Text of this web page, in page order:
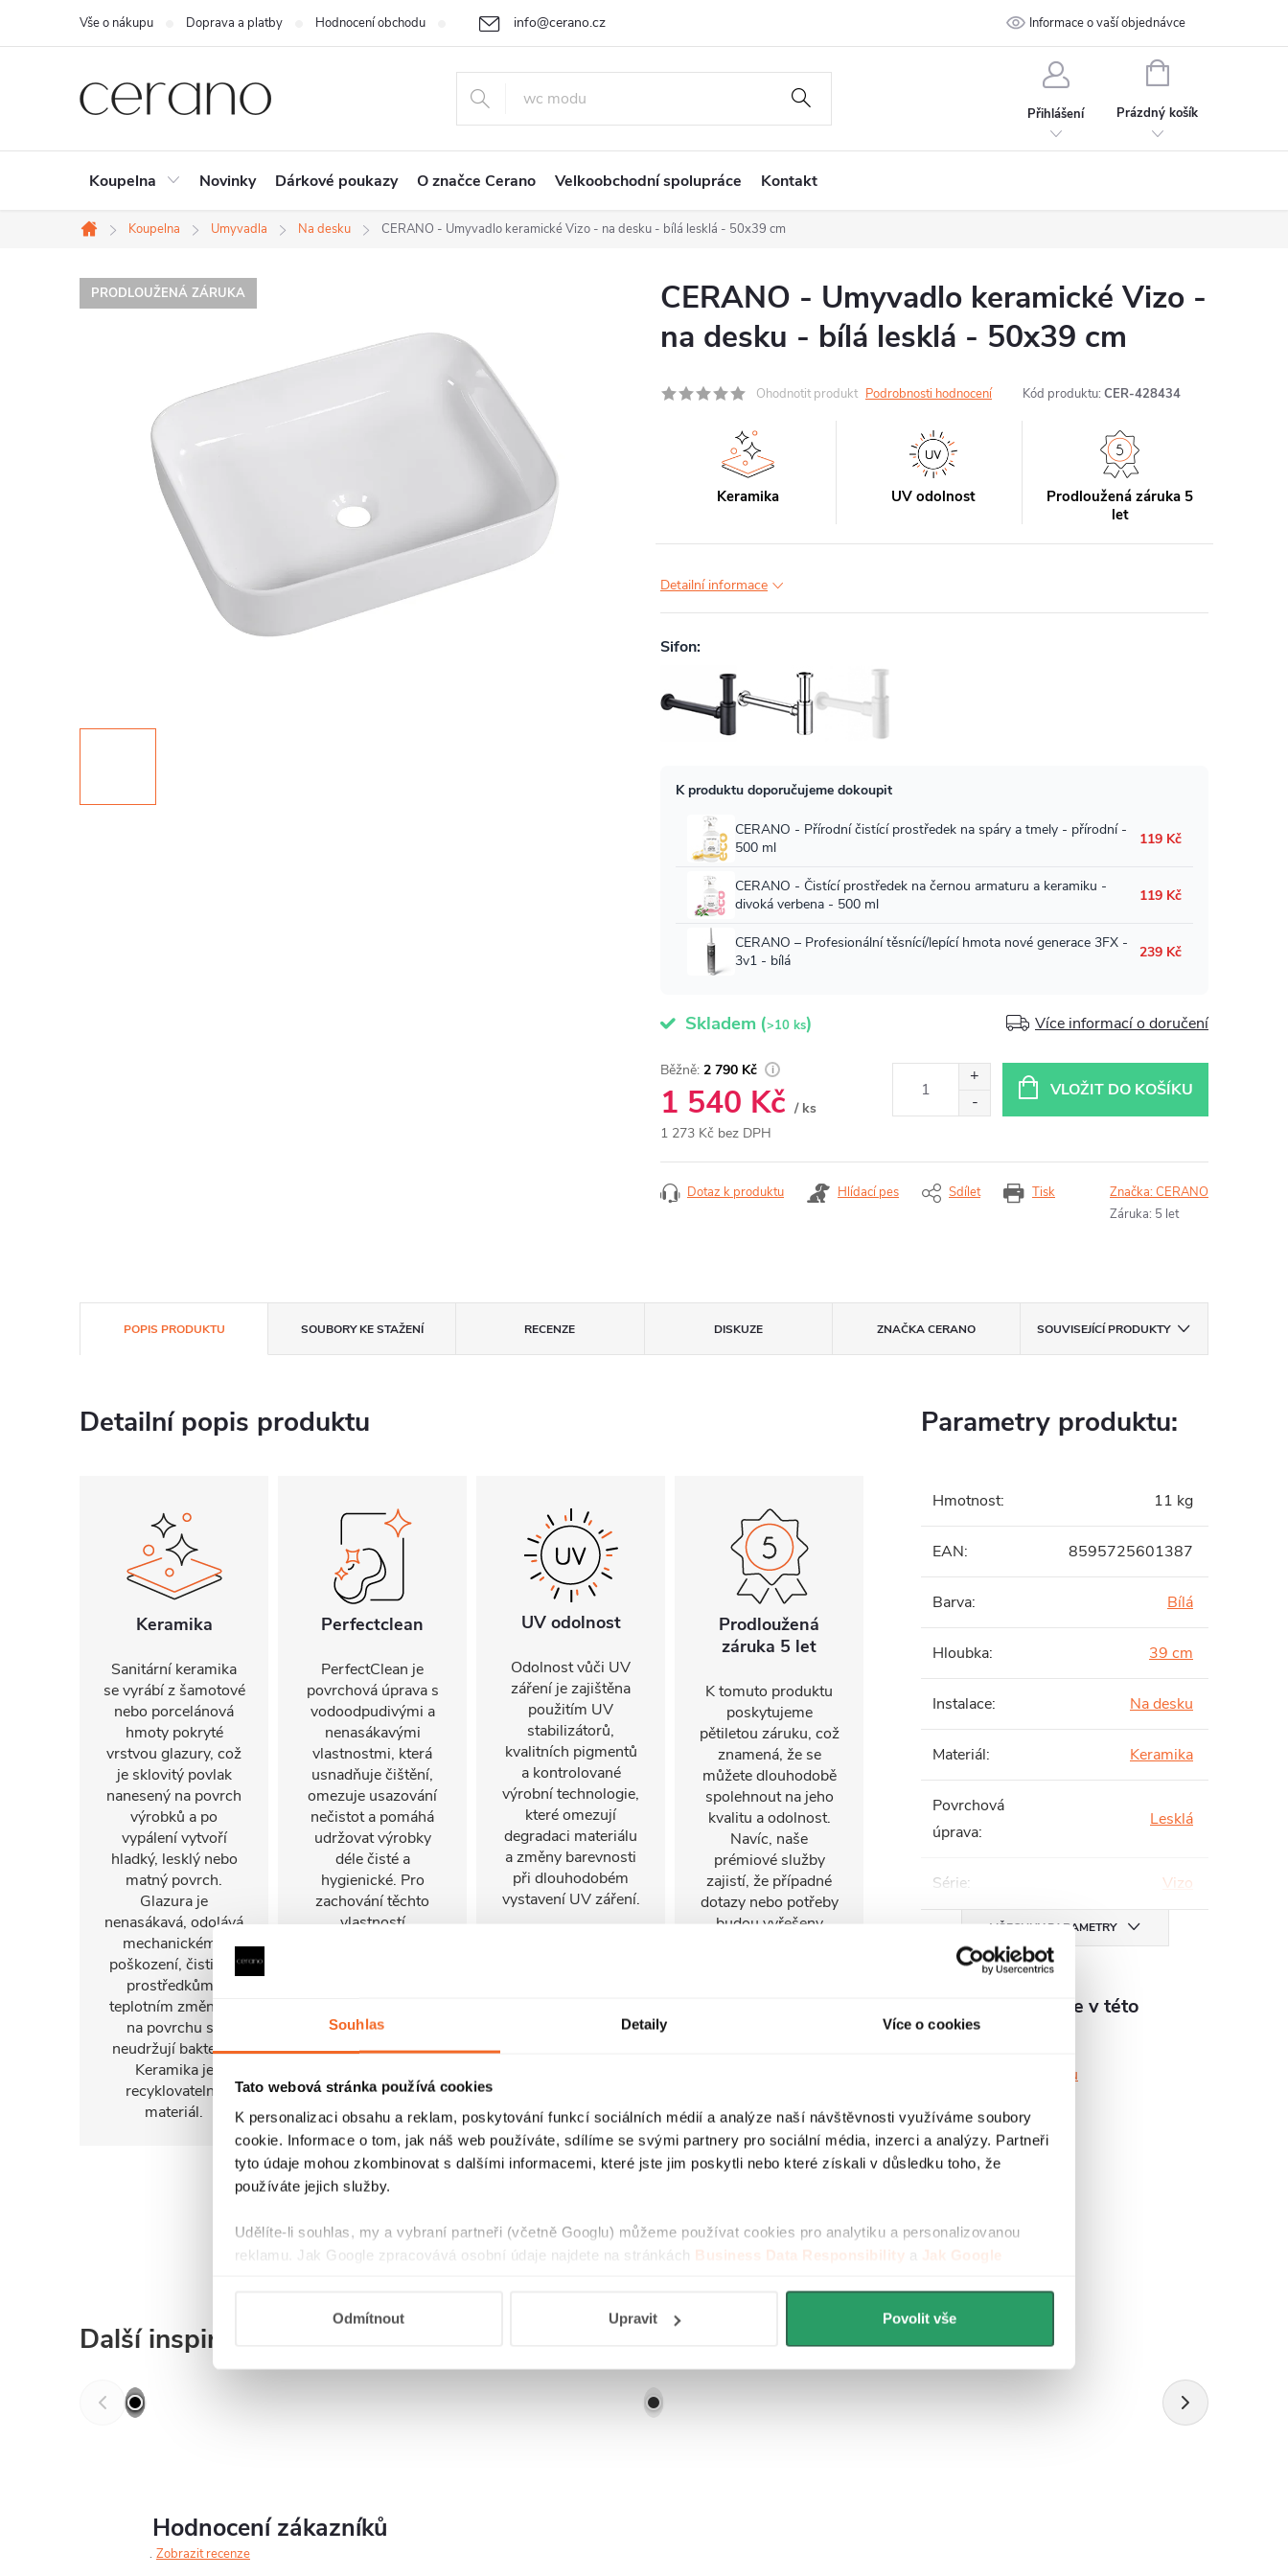
Souhlas Detaily Více o cookies
Tato webová stránka používá cookies
K personalizaci obsahu a reklam, poskytování funkcí sociálních médií a analýze naší návštěvnosti využíváme soubory
cookie. Informace o tom, jak náš web používáte, sdílíme se svými partnery pro sociální média, inzerci a analýzy. Partneři
tyto údaje mohou zkombinovat s dalšími informacemi, které jste jim poskytli nebo které získali v důsledku toho, že
používáte jejich služby.
Udělíte-li souhlas, my a vybraní partneři (včetně Googlu) můžeme používat cookies pro analytiku a personalizovanou
reklamu. Jak Google zpracovává osobní údaje najdete na stránkách Business Data Responsibility a Jak Google
Odmítnout Upravit Povolit vše
+420 226 400 232
info@cerano.cz
Vše o nákupu Doprava a platby Hodnocení obchodu Cenová nabídka na míru Ochrana osobních údajů Kontakt
Informace o vaší objednávce
Přihlášení
NÁKUPNÍ
Prázdný košík
Koupelna Novinky Dárkové poukazy O značce Cerano Velkoobchodní spolupráce Kontakt
Domů
Koupelna Umyvadla Na desku CERANO - Umyvadlo keramické Vizo - na desku - bílá lesklá - 50x39 cm
PRODLOUŽENÁ ZÁRUKA
CERANO - Umyvadlo keramické Vizo -
na desku - bílá lesklá - 50x39 cm
Ohodnotit produkt Podrobnosti hodnocení Kód produktu: CER-428434
Keramika UV odolnost
Prodloužená záruka 5
let
Detailní informace
Skladem (>10 ks) Více informací o doručení
2 790 Kč
1 540 Kč / ks
1 273 Kč bez DPH
VLOŽIT DO KOŠÍKU
Tisk
Dotaz k produktu Hlídací pes Sdílet Značka:CERANO
Záruka: 5 let
POPIS PRODUKTU SOUBORY KE STAŽENÍ RECENZE DISKUZE ZNAČKACERANO SOUVISEJÍCÍ PRODUKTY
Detailní popis produktu
Keramika
Sanitární keramika
se vyrábí z šamotové
nebo porcelánová
hmoty pokryté
vrstvou glazury, což
je sklovitý povlak
nanesený na povrch
výrobků a po
vypálení vytvoří
hladký, lesklý nebo
matný povrch.
Glazura je
nenasákavá, odolává
mechanickému
poškození, čisticím
prostředkům ,
teplotním změnám,
na povrchu se
neudržují bakterie.
Keramika je
recyklovatelný
materiál.
Perfectclean
PerfectClean je
povrchová úprava s
vodoodpudivými a
nenasákavými
vlastnostmi, která
usnadňuje čištění,
omezuje usazování
nečistot a pomáhá
udržovat výrobky
déle čisté a
hygienické. Pro
zachování těchto
vlastností
UV odolnost
Odolnost vůči UV
záření je zajištěna
použitím UV
stabilizátorů,
kvalitních pigmentů
a kontrolované
výrobní technologie,
které omezují
degradaci materiálu
a změny barevnosti
při dlouhodobém
vystavení UV záření.
Prodloužená
záruka 5 let
K tomuto produktu
poskytujeme
pětiletou záruku, což
znamená, že se
můžete dlouhodobě
spolehnout na jeho
kvalitu a odolnost.
Navíc, naše
prémiové služby
zajistí, že případné
dotazy nebo potřeby
budou vyřešeny
Parametry produktu:
Hmotnost: 11 kg
EAN: 8595725601387
Barva: Bílá
Hloubka: 39 cm
Instalace: Na desku
Materiál: Keramika
Povrchová
úprava:
Lesklá
Série: Vizo
VŠECHNY PARAMETRY
Produkt naleznete v této
kategorii
Umyvadla na desku
Další inspirace
Hodnocení zákazníků
Zobrazit recenze